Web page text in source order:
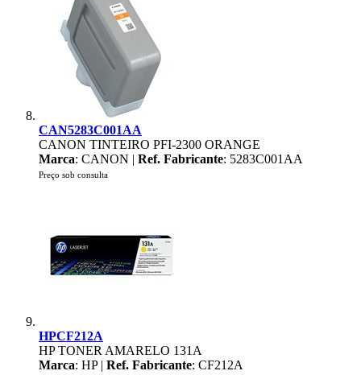
CAN5283C001AA
CANON TINTEIRO PFI-2300 ORANGE
Marca: CANON | Ref. Fabricante: 5283C001AA
Preço sob consulta
HPCF212A
HP TONER AMARELO 131A
Marca: HP | Ref. Fabricante: CF212A